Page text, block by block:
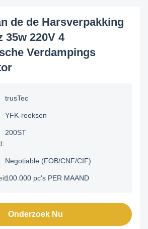
de de Harsverpakking
35w 220V 4
Verdampings
trusTec
YFK-reeksen
200ST
Negotiable (FOB/CNF/CIF)
100.000 pc's PER MAAND
Onderzoek Nu